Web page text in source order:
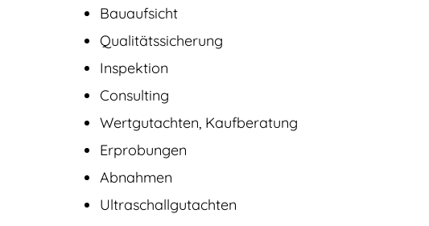
Bauaufsicht
Qualitätssicherung
Inspektion
Consulting
Wertgutachten, Kaufberatung
Erprobungen
Abnahmen
Ultraschallgutachten